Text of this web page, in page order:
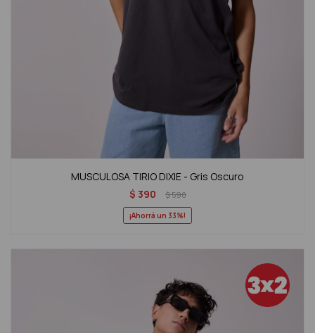
MUSCULOSA TIRIO DIXIE - Gris Oscuro
$ 390 $590
33